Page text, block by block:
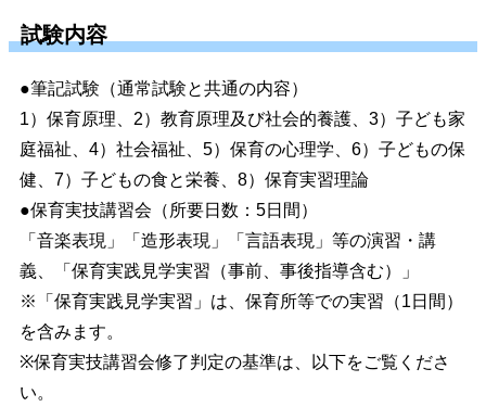
試験内容
●筆記試験（通常試験と共通の内容）
1）保育原理、2）教育原理及び社会的養護、3）子ども家
庭福祉、4）社会福祉、5）保育の心理学、6）子どもの保
健、7）子どもの食と栄養、8）保育実習理論
●保育実技講習会（所要日数：5日間）
「音楽表現」「造形表現」「言語表現」等の演習・講
義、「保育実践見学実習（事前、事後指導含む）」
※「保育実践見学実習」は、保育所等での実習（1日間）
を含みます。
※保育実技講習会修了判定の基準は、以下をご覧くださ
い。